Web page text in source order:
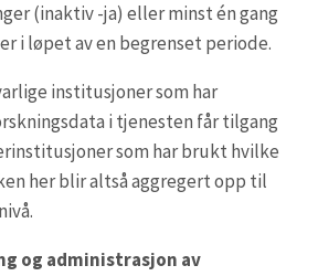
(inaktiv -ja) eller minst én gang
i løpet av en begrenset periode.
institusjoner som har
i tjenesten får tilgang
som har brukt hvilke
her blir altså aggregert opp til
og administrasjon av